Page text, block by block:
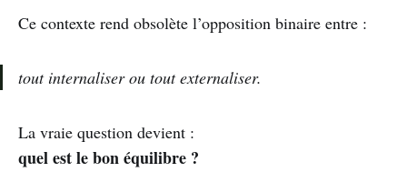
Ce contexte rend obsolète l’opposition binaire entre :
tout internaliserou tout externaliser.
La vraie question devient :
quel est le bon équilibre ?